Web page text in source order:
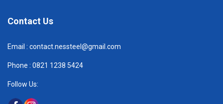
Contact Us
Email : contact.nessteel@gmail.com
Phone : 0821 1238 5424
Follow Us: